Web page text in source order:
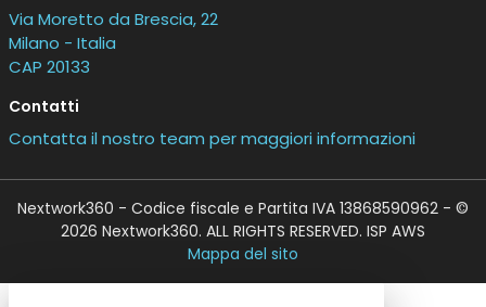
Via Moretto da Brescia, 22
Milano - Italia
CAP 20133
Contatti
Contatta il nostro team per maggiori informazioni
Nextwork360 - Codice fiscale e Partita IVA 13868590962 - ©
2026 Nextwork360. ALL RIGHTS RESERVED. ISP AWS
Mappa del sito